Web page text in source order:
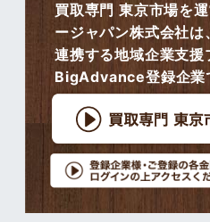
買取専門 東京市場を
ージャパン株式会社
連携する地域企業支
BigAdvance登録企業